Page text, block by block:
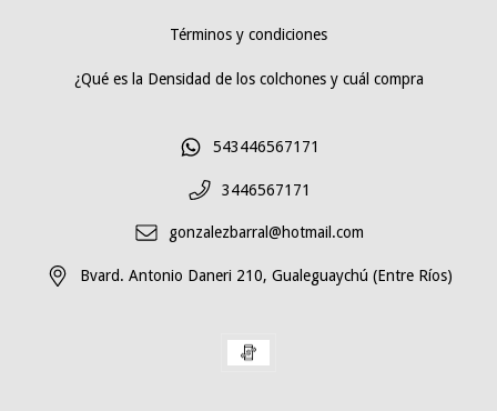
Términos y condiciones
¿Qué es la Densidad de los colchones y cuál compra
543446567171
3446567171
gonzalezbarral@hotmail.com
Bvard. Antonio Daneri 210, Gualeguaychú (Entre Ríos)